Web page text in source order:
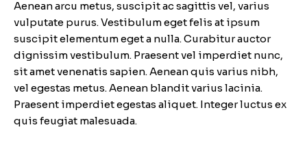
Aenean arcu metus, suscipit ac sagittis vel, varius
vulputate purus. Vestibulum eget felis at ipsum
suscipit elementum eget a nulla. Curabitur auctor
dignissim vestibulum. Praesent vel imperdiet nunc,
sit amet venenatis sapien. Aenean quis varius nibh,
vel egestas metus. Aenean blandit varius lacinia.
Praesent imperdiet egestas aliquet. Integer luctus ex
quis feugiat malesuada.